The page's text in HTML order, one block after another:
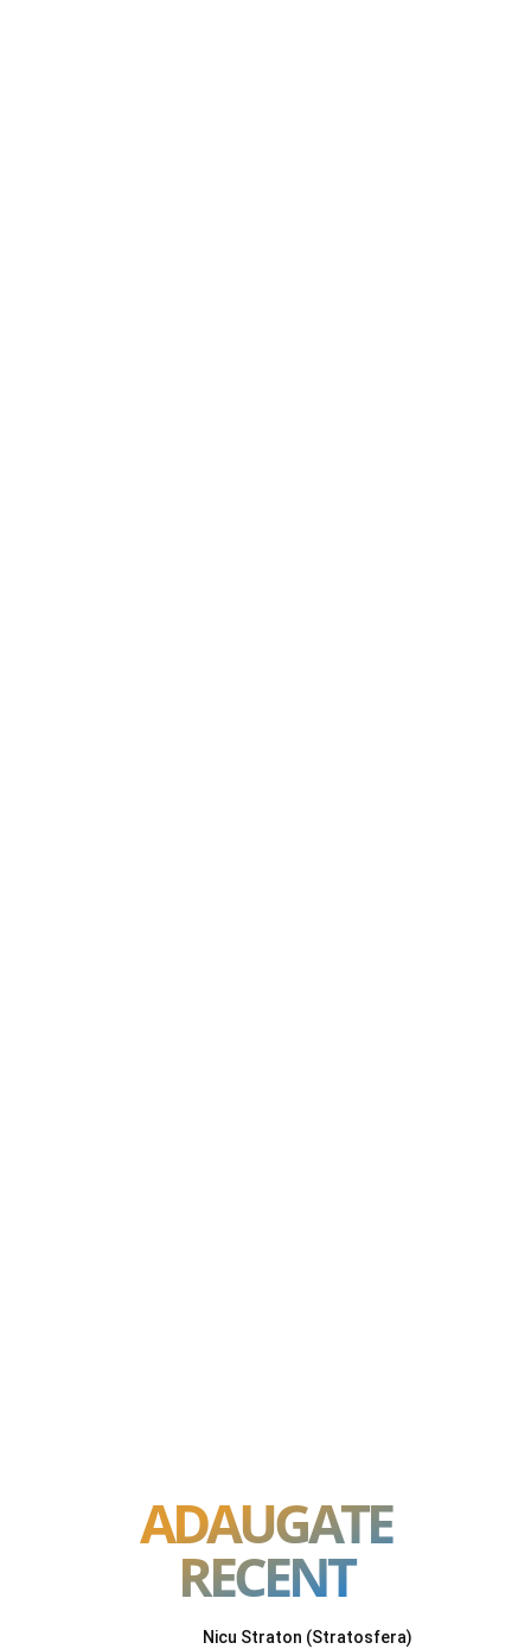
ADAUGATE
RECENT
Nicu Straton (Stratosfera)